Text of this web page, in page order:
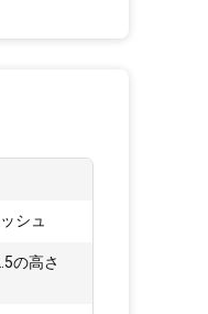
シュ
の高さ